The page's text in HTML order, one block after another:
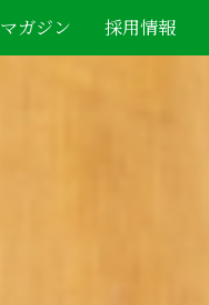
マガジン 採用情報